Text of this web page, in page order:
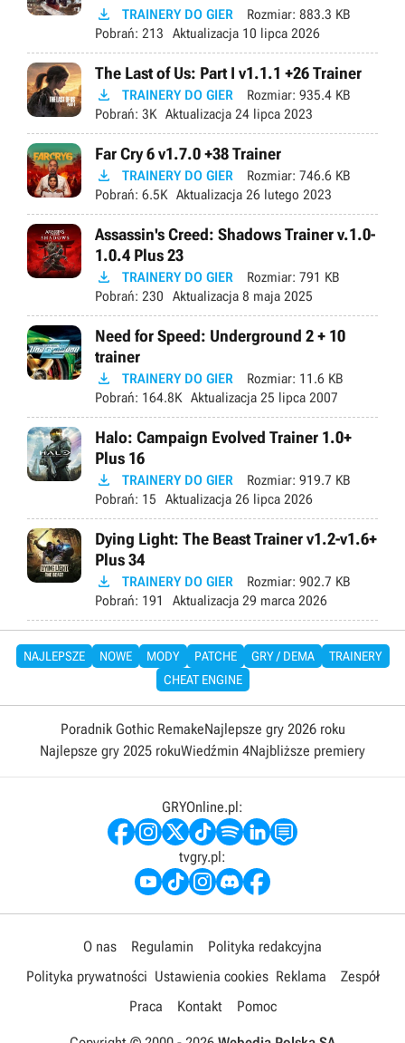
 TRAINERY DO GIER Rozmiar: 883.3 KB
Pobrań: 213 Aktualizacja 10 lipca 2026
The Last of Us: Part I v1.1.1 +26 Trainer
 TRAINERY DO GIER Rozmiar: 935.4 KB
Pobrań: 3K Aktualizacja 24 lipca 2023
Far Cry 6 v1.7.0 +38 Trainer
 TRAINERY DO GIER Rozmiar: 746.6 KB
Pobrań: 6.5K Aktualizacja 26 lutego 2023
Assassin's Creed: Shadows Trainer v.1.0-
1.0.4 Plus 23
 TRAINERY DO GIER Rozmiar: 791 KB
Pobrań: 230 Aktualizacja 8 maja 2025
Need for Speed: Underground 2 + 10
trainer
 TRAINERY DO GIER Rozmiar: 11.6 KB
Pobrań: 164.8K Aktualizacja 25 lipca 2007
Halo: Campaign Evolved Trainer 1.0+
Plus 16
 TRAINERY DO GIER Rozmiar: 919.7 KB
Pobrań: 15 Aktualizacja 26 lipca 2026
Dying Light: The Beast Trainer v1.2-v1.6+
Plus 34
 TRAINERY DO GIER Rozmiar: 902.7 KB
Pobrań: 191 Aktualizacja 29 marca 2026
NAJLEPSZE NOWE MODY PATCHE GRY / DEMA
TRAINERY
CHEAT ENGINE
Poradnik Gothic RemakeNajlepsze gry 2026 roku
Najlepsze gry 2025 rokuWiedźmin 4Najbliższe premiery
GRYOnline.pl:
tvgry.pl:
O nas Regulamin
Polityka redakcyjna
Polityka prywatności Ustawienia cookies Reklama
Zespół
Praca
Kontakt Pomoc